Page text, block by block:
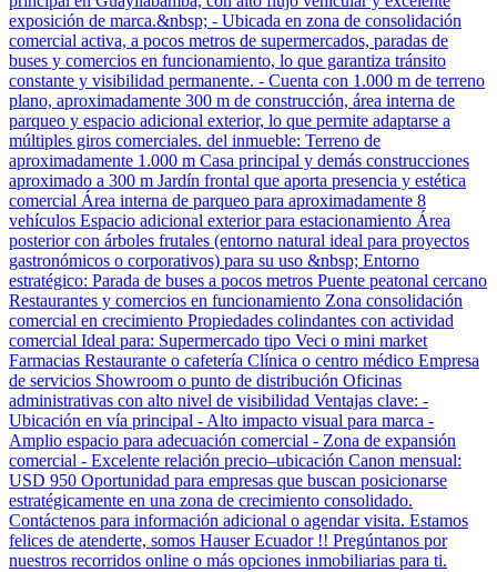
exposición de marca.&nbsp; - Ubicada en zona de consolidación
comercial activa, a pocos metros de supermercados, paradas de
buses y comercios en funcionamiento, lo que garantiza tránsito
constante y visibilidad permanente. - Cuenta con 1.000 m de terreno
plano, aproximadamente 300 m de construcción, área interna de
parqueo y espacio adicional exterior, lo que permite adaptarse a
múltiples giros comerciales. del inmueble: Terreno de
aproximadamente 1.000 m Casa principal y demás construcciones
aproximado a 300 m Jardín frontal que aporta presencia y estética
comercial Área interna de parqueo para aproximadamente 8
vehículos Espacio adicional exterior para estacionamiento Área
posterior con árboles frutales (entorno natural ideal para proyectos
gastronómicos o corporativos) para su uso &nbsp; Entorno
estratégico: Parada de buses a pocos metros Puente peatonal cercano
Restaurantes y comercios en funcionamiento Zona consolidación
comercial en crecimiento Propiedades colindantes con actividad
comercial Ideal para: Supermercado tipo Veci o mini market
Farmacias Restaurante o cafetería Clínica o centro médico Empresa
de servicios Showroom o punto de distribución Oficinas
administrativas con alto nivel de visibilidad Ventajas clave: -
Ubicación en vía principal - Alto impacto visual para marca -
Amplio espacio para adecuación comercial - Zona de expansión
comercial - Excelente relación precio–ubicación Canon mensual:
USD 950 Oportunidad para empresas que buscan posicionarse
estratégicamente en una zona de crecimiento consolidado.
Contáctenos para información adicional o agendar visita. Estamos
felices de atenderte, somos Hauser Ecuador !! Pregúntanos por
nuestros recorridos online o más opciones inmobiliarias para ti.